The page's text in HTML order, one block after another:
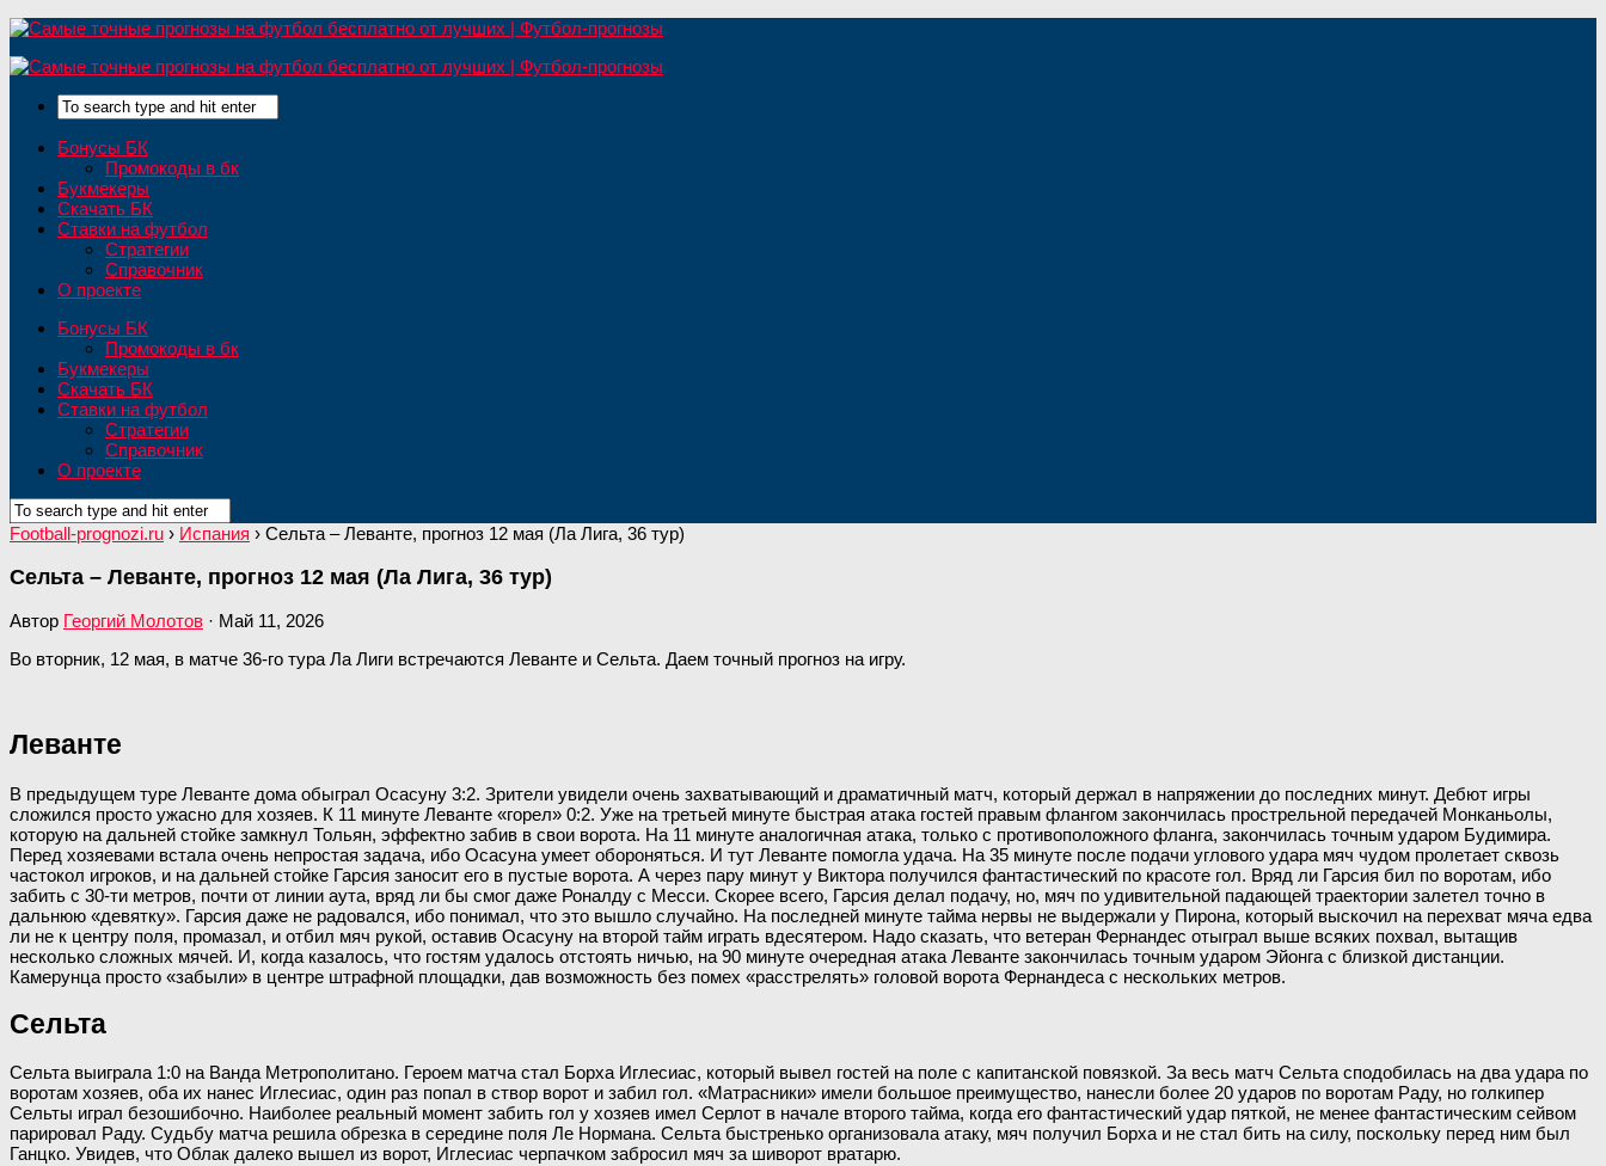
Бонусы БК
Промокоды в бк
Букмекеры
Скачать БК
Ставки на футбол
Стратегии
Справочник
О проекте
Бонусы БК
Промокоды в бк
Букмекеры
Скачать БК
Ставки на футбол
Стратегии
Справочник
О проекте
Football-prognozi.ru › Испания › Сельта – Леванте, прогноз 12 мая (Ла Лига, 36 тур)
Сельта – Леванте, прогноз 12 мая (Ла Лига, 36 тур)
Автор Георгий Молотов · Май 11, 2026
Во вторник, 12 мая, в матче 36-го тура Ла Лиги встречаются Леванте и Сельта. Даем точный прогноз на игру.
Леванте
В предыдущем туре Леванте дома обыграл Осасуну 3:2. Зрители увидели очень захватывающий и драматичный матч, который держал в напряжении до последних минут. Дебют игры
сложился просто ужасно для хозяев. К 11 минуте Леванте «горел» 0:2. Уже на третьей минуте быстрая атака гостей правым флангом закончилась прострельной передачей Монканьолы,
которую на дальней стойке замкнул Тольян, эффектно забив в свои ворота. На 11 минуте аналогичная атака, только с противоположного фланга, закончилась точным ударом Будимира.
Перед хозяевами встала очень непростая задача, ибо Осасуна умеет обороняться. И тут Леванте помогла удача. На 35 минуте после подачи углового удара мяч чудом пролетает сквозь
частокол игроков, и на дальней стойке Гарсия заносит его в пустые ворота. А через пару минут у Виктора получился фантастический по красоте гол. Вряд ли Гарсия бил по воротам, ибо
забить с 30-ти метров, почти от линии аута, вряд ли бы смог даже Роналду с Месси. Скорее всего, Гарсия делал подачу, но, мяч по удивительной падающей траектории залетел точно в
дальнюю «девятку». Гарсия даже не радовался, ибо понимал, что это вышло случайно. На последней минуте тайма нервы не выдержали у Пирона, который выскочил на перехват мяча едва
ли не к центру поля, промазал, и отбил мяч рукой, оставив Осасуну на второй тайм играть вдесятером. Надо сказать, что ветеран Фернандес отыграл выше всяких похвал, вытащив
несколько сложных мячей. И, когда казалось, что гостям удалось отстоять ничью, на 90 минуте очередная атака Леванте закончилась точным ударом Эйонга с близкой дистанции.
Камерунца просто «забыли» в центре штрафной площадки, дав возможность без помех «расстрелять» головой ворота Фернандеса с нескольких метров.
Сельта
Сельта выиграла 1:0 на Ванда Метрополитано. Героем матча стал Борха Иглесиас, который вывел гостей на поле с капитанской повязкой. За весь матч Сельта сподобилась на два удара по
воротам хозяев, оба их нанес Иглесиас, один раз попал в створ ворот и забил гол. «Матрасники» имели большое преимущество, нанесли более 20 ударов по воротам Раду, но голкипер
Сельты играл безошибочно. Наиболее реальный момент забить гол у хозяев имел Серлот в начале второго тайма, когда его фантастический удар пяткой, не менее фантастическим сейвом
парировал Раду. Судьбу матча решила обрезка в середине поля Ле Нормана. Сельта быстренько организовала атаку, мяч получил Борха и не стал бить на силу, поскольку перед ним был
Ганцко. Увидев, что Облак далеко вышел из ворот, Иглесиас черпачком забросил мяч за шиворот вратарю.